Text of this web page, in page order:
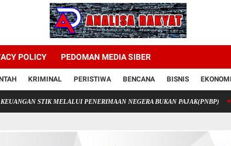
POLICY PEDOMAN MEDIA SIBER
KRIMINAL PERISTIWA BENCANA BISNIS EKONOMI
MELALUI PENERIMAAN NEGERA BUKAN PAJAK(PNBP)